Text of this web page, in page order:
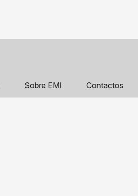
Sobre EMI Contactos